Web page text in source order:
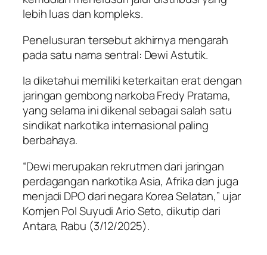
lebih luas dan kompleks.
Penelusuran tersebut akhirnya mengarah
pada satu nama sentral: Dewi Astutik.
Ia diketahui memiliki keterkaitan erat dengan
jaringan gembong narkoba Fredy Pratama,
yang selama ini dikenal sebagai salah satu
sindikat narkotika internasional paling
berbahaya.
“Dewi merupakan rekrutmen dari jaringan
perdagangan narkotika Asia, Afrika dan juga
menjadi DPO dari negara Korea Selatan,” ujar
Komjen Pol Suyudi Ario Seto, dikutip dari
Antara, Rabu (3/12/2025).